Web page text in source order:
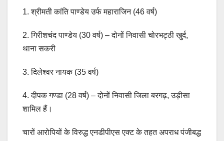
1. श्रीमती कांति पाण्डेय उर्फ महाराजिन (46 वर्ष)
2. गिरीशचंद पाण्डेय (30 वर्ष) – दोनों निवासी चोरभट्ठी खुर्द,
थाना सकरी
3. दिलेश्वर नायक (35 वर्ष)
4. दीपक गण्डा (28 वर्ष) – दोनों निवासी जिला बरगढ़, उड़ीसा
शामिल हैं।
चारों आरोपियों के विरुद्ध एनडीपीएस एक्ट के तहत अपराध पंजीबद्ध